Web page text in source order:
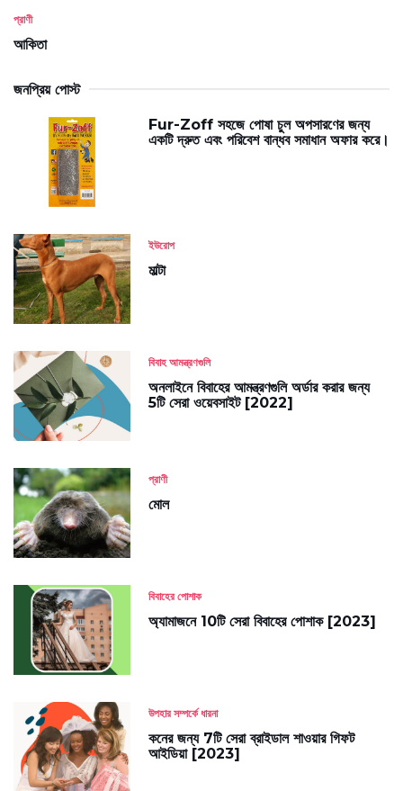
প্রাণী
আকিতা
জনপ্রিয় পোস্ট
Fur-Zoff সহজে পোষা চুল অপসারণের জন্য
একটি দ্রুত এবং পরিবেশ বান্ধব সমাধান অফার করে।
ইউরোপ
মাল্টা
বিবাহ আমন্ত্রণগুলি
অনলাইনে বিবাহের আমন্ত্রণগুলি অর্ডার করার জন্য
5টি সেরা ওয়েবসাইট [2022]
প্রাণী
মোল
বিবাহের পোশাক
অ্যামাজনে 10টি সেরা বিবাহের পোশাক [2023]
উপহার সম্পর্কে ধারনা
কনের জন্য 7টি সেরা ব্রাইডাল শাওয়ার গিফট
আইডিয়া [2023]